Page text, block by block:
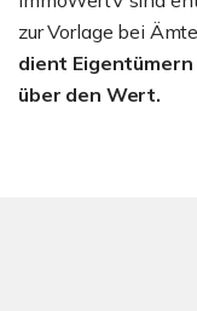
zur Vorlage bei
dient
über den Wert.